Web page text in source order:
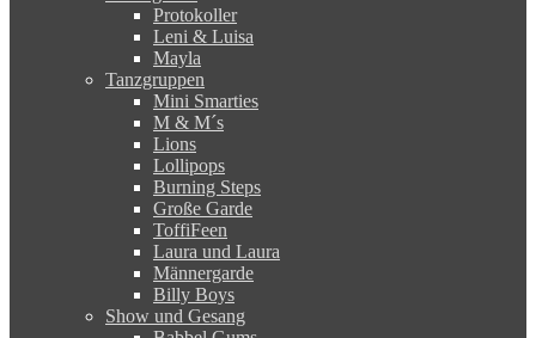
Protokoller
Leni & Luisa
Mayla
Tanzgruppen
Mini Smarties
M & M´s
Lions
Lollipops
Burning Steps
Große Garde
ToffiFeen
Laura und Laura
Männergarde
Billy Boys
Show und Gesang